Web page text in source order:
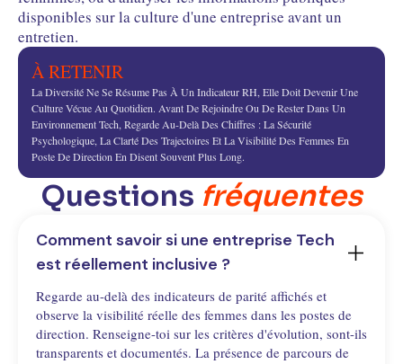
disponibles sur la culture d'une entreprise avant un
entretien.
À RETENIR
La Diversité Ne Se Résume Pas À Un Indicateur RH, Elle Doit Devenir Une
Culture Vécue Au Quotidien. Avant De Rejoindre Ou De Rester Dans Un
Environnement Tech, Regarde Au-Delà Des Chiffres : La Sécurité
Psychologique, La Clarté Des Trajectoires Et La Visibilité Des Femmes En
Poste De Direction En Disent Souvent Plus Long.
Questions fréquentes
Comment savoir si une entreprise Tech
est réellement inclusive ?
Regarde au-delà des indicateurs de parité affichés et
observe la visibilité réelle des femmes dans les postes de
direction. Renseigne-toi sur les critères d'évolution, sont-ils
transparents et documentés. La présence de parcours de